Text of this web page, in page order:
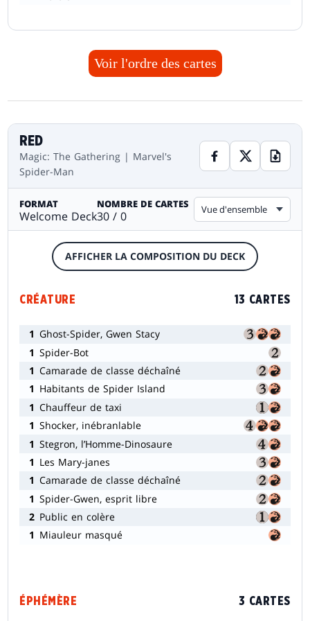
Voir l'ordre des cartes
RED
Magic: The Gathering | Marvel's
Spider-Man
FORMAT
Welcome Deck
NOMBRE DE CARTES
30 / 0 Vue d'ensemble
AFFICHER LA COMPOSITION DU DECK
CRÉATURE 13 CARTES
1 Ghost-Spider, Gwen Stacy
1 Spider-Bot
1 Camarade de classe déchaîné
1 Habitants de Spider Island
1 Chauffeur de taxi
1 Shocker, inébranlable
1 Stegron, l’Homme-Dinosaure
1 Les Mary-janes
1 Camarade de classe déchaîné
1 Spider-Gwen, esprit libre
2 Public en colère
1 Miauleur masqué
ÉPHÉMÈRE 3 CARTES